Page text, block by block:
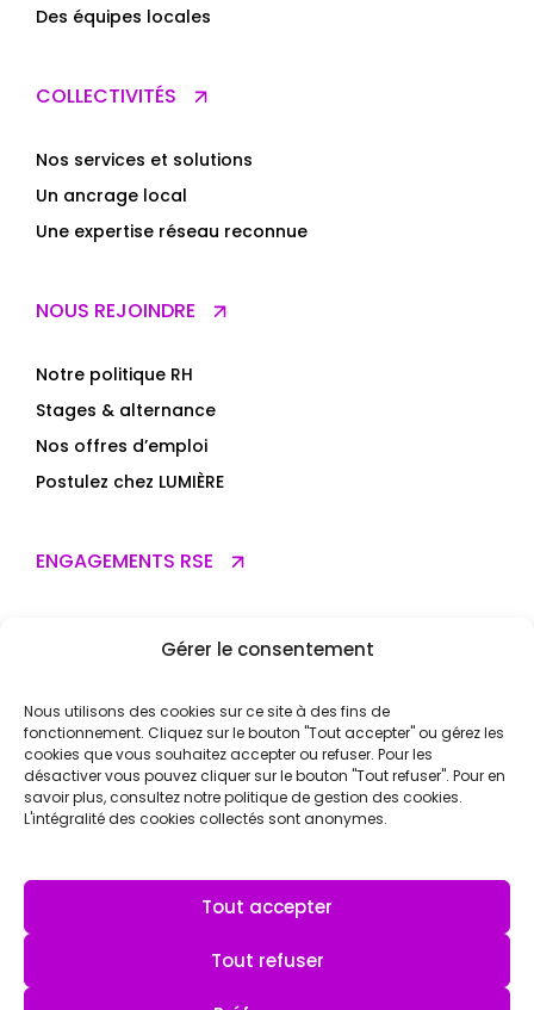
Gérer le consentement
Nous utilisons des cookies sur ce site à des fins de
fonctionnement. Cliquez sur le bouton "Tout accepter" ou gérez les
cookies que vous souhaitez accepter ou refuser. Pour les
désactiver vous pouvez cliquer sur le bouton "Tout refuser". Pour en
savoir plus, consultez notre politique de gestion des cookies.
L'intégralité des cookies collectés sont anonymes.
Tout accepter
Tout refuser
Des équipes locales
COLLECTIVITÉS
Nos services et solutions
Un ancrage local
Une expertise réseau reconnue
NOUS REJOINDRE
Notre politique RH
Stages & alternance
Nos offres d’emploi
Postulez chez LUMIÈRE
ENGAGEMENTS RSE
Une transition numérique verte
CONTACTEZ-NOUS
ACTUALITÉS